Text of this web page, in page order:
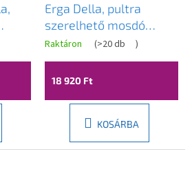
Erga Della, pultra
szerelhető mosdó
475x340x140 mm,
fényes fehér, ERG-V03-
DELLA48-WH
Raktáron (>20 db )
18 920 Ft
KOSÁRBA